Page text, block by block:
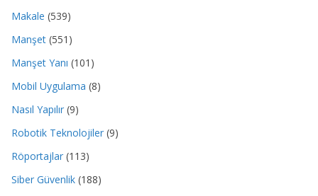
Makale (539)
Manşet (551)
Manşet Yanı (101)
Mobil Uygulama (8)
Nasıl Yapılır (9)
Robotik Teknolojiler (9)
Röportajlar (113)
Siber Güvenlik (188)